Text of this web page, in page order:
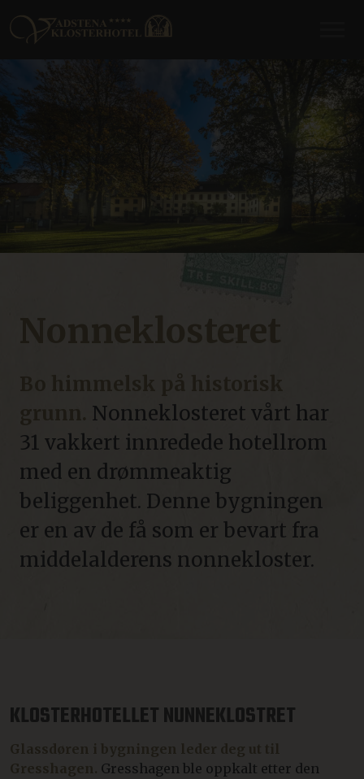
Nonneklosteret vårt har
31 vakkert innredede hotellrom
med en drømmeaktig
beliggenhet. Denne bygningen
er en av de få som er bevart fra
middelalderens nonnekloster.
KLOSTERHOTELLET NUNNEKLOSTRET
Glassdøren i bygningen leder deg ut til
Gresshagen. Gresshagen ble oppkalt etter den